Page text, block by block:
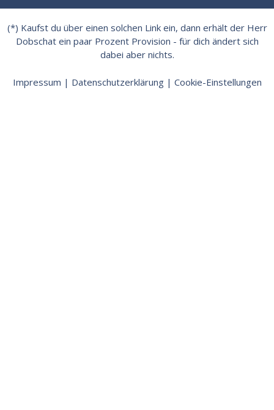
(*) Kaufst du über einen solchen Link ein, dann erhält der Herr
Dobschat ein paar Prozent Provision - für dich ändert sich
dabei aber nichts.
Impressum | Datenschutzerklärung| Cookie-Einstellungen